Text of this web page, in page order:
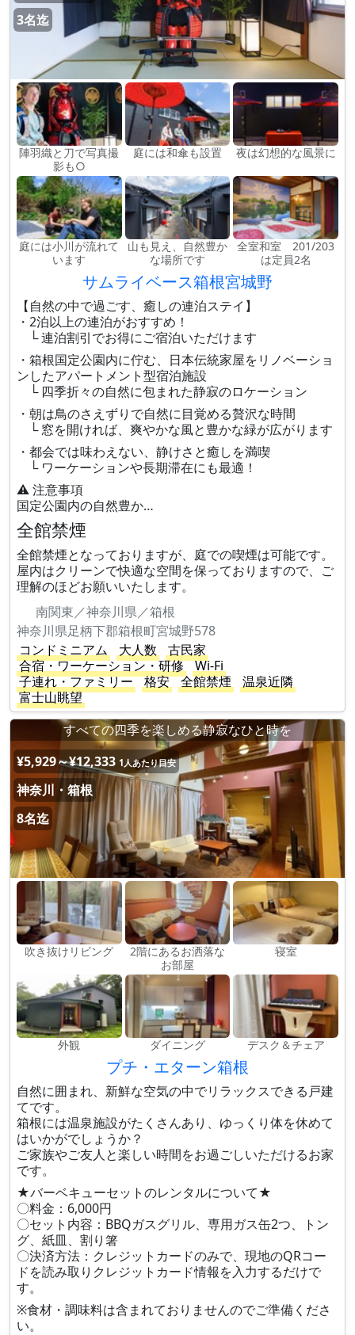
3名迄
陣羽織と刀で写真撮
影も○
庭には和傘も設置 夜は幻想的な風景に
庭には小川が流れて
います
山も見え、自然豊か
な場所です
全室和室 201/203
は定員2名
サムライベース箱根宮城野
【自然の中で過ごす、癒しの連泊ステイ】
・2泊以上の連泊がおすすめ！
└ 連泊割引でお得にご宿泊いただけます
・箱根国定公園内に佇む、日本伝統家屋をリノベーショ
ンしたアパートメント型宿泊施設
└ 四季折々の自然に包まれた静寂のロケーション
・朝は鳥のさえずりで自然に目覚める贅沢な時間
└ 窓を開ければ、爽やかな風と豊かな緑が広がります
・都会では味わえない、静けさと癒しを満喫
└ ワーケーションや長期滞在にも最適！
⚠️ 注意事項
国定公園内の自然豊か…
全館禁煙
全館禁煙となっておりますが、庭での喫煙は可能です。
屋内はクリーンで快適な空間を保っておりますので、ご
理解のほどお願いいたします。
南関東／神奈川県／箱根
神奈川県足柄下郡箱根町宮城野578
コンドミニアム
大人数
古民家
合宿・ワーケーション・研修
Wi-Fi
子連れ・ファミリー
格安 全館禁煙
温泉近隣
富士山眺望
すべての四季を楽しめる静寂なひと時を
¥5,929～¥12,333 1人あたり目安
神奈川・箱根
8名迄
吹き抜けリビング
2階にあるお洒落な
お部屋
寝室
外観 ダイニング デスク＆チェア
プチ・エターン箱根
自然に囲まれ、新鮮な空気の中でリラックスできる戸建
てです。
箱根には温泉施設がたくさんあり、ゆっくり体を休めて
はいかがでしょうか？
ご家族やご友人と楽しい時間をお過ごしいただけるお家
です。
★バーベキューセットのレンタルについて★
〇料金：6,000円
〇セット内容：BBQガスグリル、専用ガス缶2つ、トン
グ、紙皿、割り箸
〇決済方法：クレジットカードのみで、現地のQRコー
ドを読み取りクレジットカード情報を入力するだけで
す。
※食材・調味料は含まれておりませんのでご準備くださ
い。